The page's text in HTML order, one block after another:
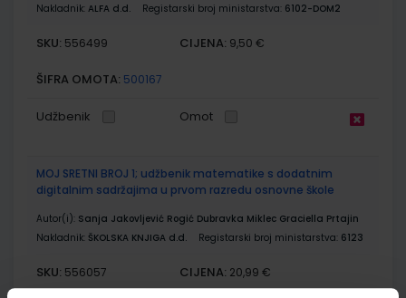
Nakladnik: ALFA d.d. Registarski broj ministarstva: 6102-DOM2
SKU: 556499 CIJENA: 9,50 €
ŠIFRA OMOTA: 500167
Udžbenik Omot
MOJ SRETNI BROJ 1; udžbenik matematike s dodatnim
digitalnim sadržajima u prvom razredu osnovne škole
Autor(i): Sanja Jakovljević Rogić Dubravka Miklec Graciella Prtajin
Nakladnik: ŠKOLSKA KNJIGA d.d. Registarski broj ministarstva: 6123
SKU: 556057 CIJENA: 20,99 €